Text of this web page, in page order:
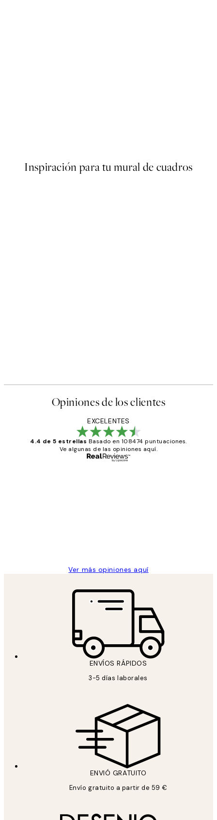
Inspiración para tu mural de cuadros
Opiniones de los clientes
EXCELENTES
4.4 de 5 estrellas Basado en 108474 puntuaciones.
Ve algunas de las opiniones aquí.
Ver más opiniones aquí
ENVÍOS RÁPIDOS
3-5 días laborales
ENVIÓ GRATUITO
Envío gratuito a partir de 59 €